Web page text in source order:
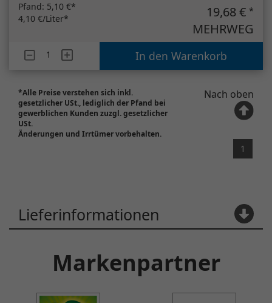
Pfand: 5,10 €*
4,10 €/Liter*
19,68 € *
MEHRWEG
Artikelanzahl Mezzo MixIn den Warenkorb
*Alle Preise verstehen sich inkl.
gesetzlicher USt., lediglich der Pfand bei
gewerblichen Kunden zuzgl. gesetzlicher
USt.
Änderungen und Irrtümer vorbehalten.
Nach oben
1
Lieferinformationen
Markenpartner